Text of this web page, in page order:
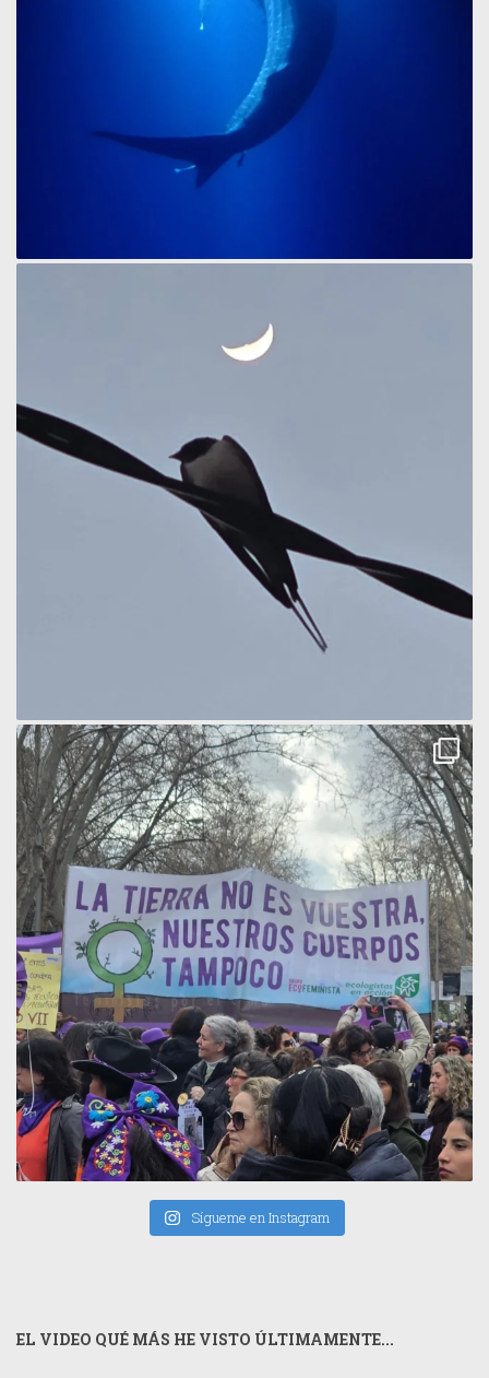
Sígueme en Instagram
EL VIDEO QUÉ MÁS HE VISTO ÚLTIMAMENTE...